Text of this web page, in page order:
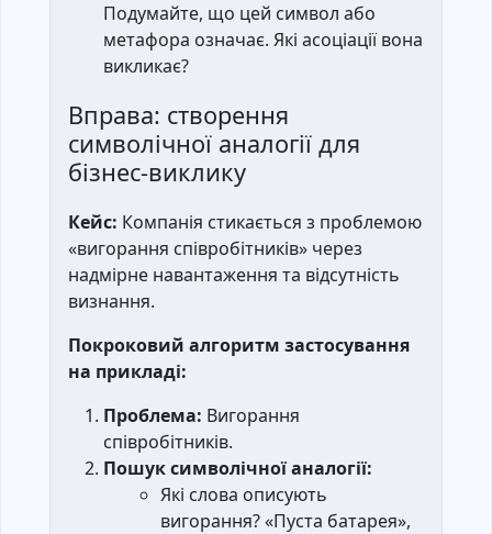
Подумайте, що цей символ або
метафора означає. Які асоціації вона
викликає?
Вправа: створення
символічної аналогії для
бізнес-виклику
Кейс: Компанія стикається з проблемою
«вигорання співробітників» через
надмірне навантаження та відсутність
визнання.
Покроковий алгоритм застосування
на прикладі:
Проблема: Вигорання
співробітників.
Пошук символічної аналогії:
Які слова описують
вигорання? «Пуста батарея»,